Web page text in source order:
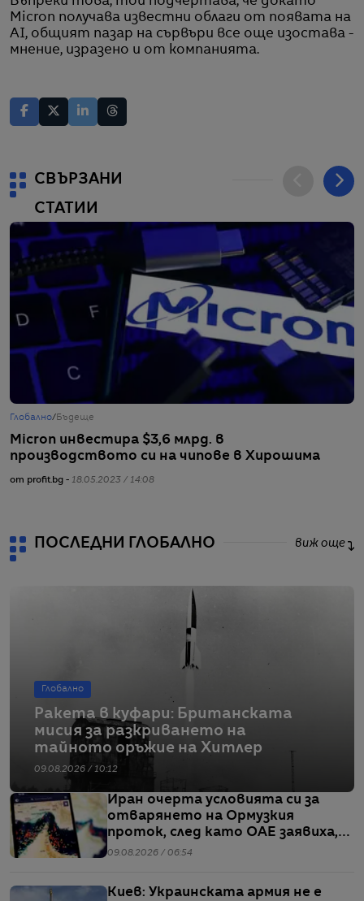
Micron получава известни облаги от появата на
AI, общият пазар на сървъри все още изостава -
мнение, изразено и от компанията.
СВЪРЗАНИ
СТАТИИ
Глобално/ Бъдеще
Micron инвестира $3,6 млрд. в
производството си на чипове в Хирошима
от profit.bg - 18.05.2023 / 14:08
ПОСЛЕДНИ ГЛОБАЛНО виж още
Глобално
Ракета в куфари: Британската
мисия за разкриването на
тайното оръжие на Хитлер
09.08.2026 / 10:12
Иран очерта условията си за
отварянето на Ормузкия
проток, след като ОАЕ заявиха,
че един от корабите им е бил
09.08.2026 / 06:54
Киев: Украинската армия не е